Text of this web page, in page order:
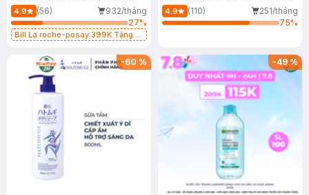
Dụng 40ml
4.9 (56)
932/tháng
27%
Bill La roche-posay 399K Tặng
(SL có hạn)
40ml
4.9 (110)
251/tháng
75%
-60 % -49%